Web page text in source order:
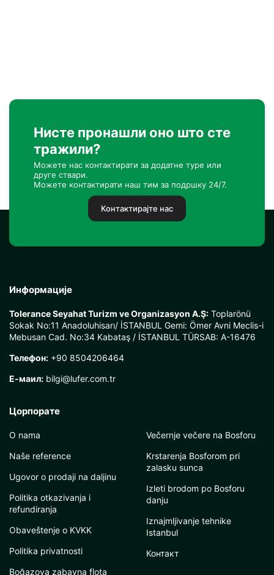
Нисте пронашли оно што сте
тражили?
Можете нас контактирати за додатне туре или
друге ствари.
Можете контактирати наш тим за подршку 24/7.
Контактирајте нас
Информације
Tolerance Seyahat Turizm ve Organizasyon A.Ş: Toplarönü
Sokak No:11 Anadoluhisarı/ İSTANBUL Gemi: Ömer Avni Meclis-i
Mebusan Cad. No:34 Kabataş / İSTANBUL TÜRSAB: A-16476
Телефон: +90 8504206464
Е-маил: bilgi@lufer.com.tr
Цорпорате
O nama
Naše reference
Ugovor o prodaji na daljinu
Politika otkazivanja i
refundiranja
Obaveštenje o KVKK
Politika privatnosti
Boğazova zabavna flota
Večernje večere na Bosforu
Krstarenja Bosforom pri
zalasku sunca
Izleti brodom po Bosforu
danju
Iznajmljivanje tehnike
Istanbul
Контакт